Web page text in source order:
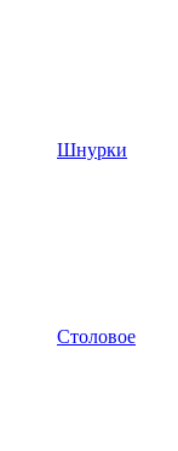
Шнурки
Столовое